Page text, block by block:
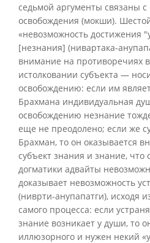
седьмой аргументы связаны
освобождения (мокши).
«невозможность достижения
[незнания] (нивартака-
внимание на противоречиях
истолковании субъекта —
освобождению: если им
Брахмана индивидуальная
освобождению незнание
еще не преодолено; если же
Брахман, то он оказывается
субъект знания и знание, что
догматики адвайты
доказывает невозможность
(ниврти-анупапатги), исходя
самого процесса: если
знание возникает у души, то
иллюзорного и нужен некий